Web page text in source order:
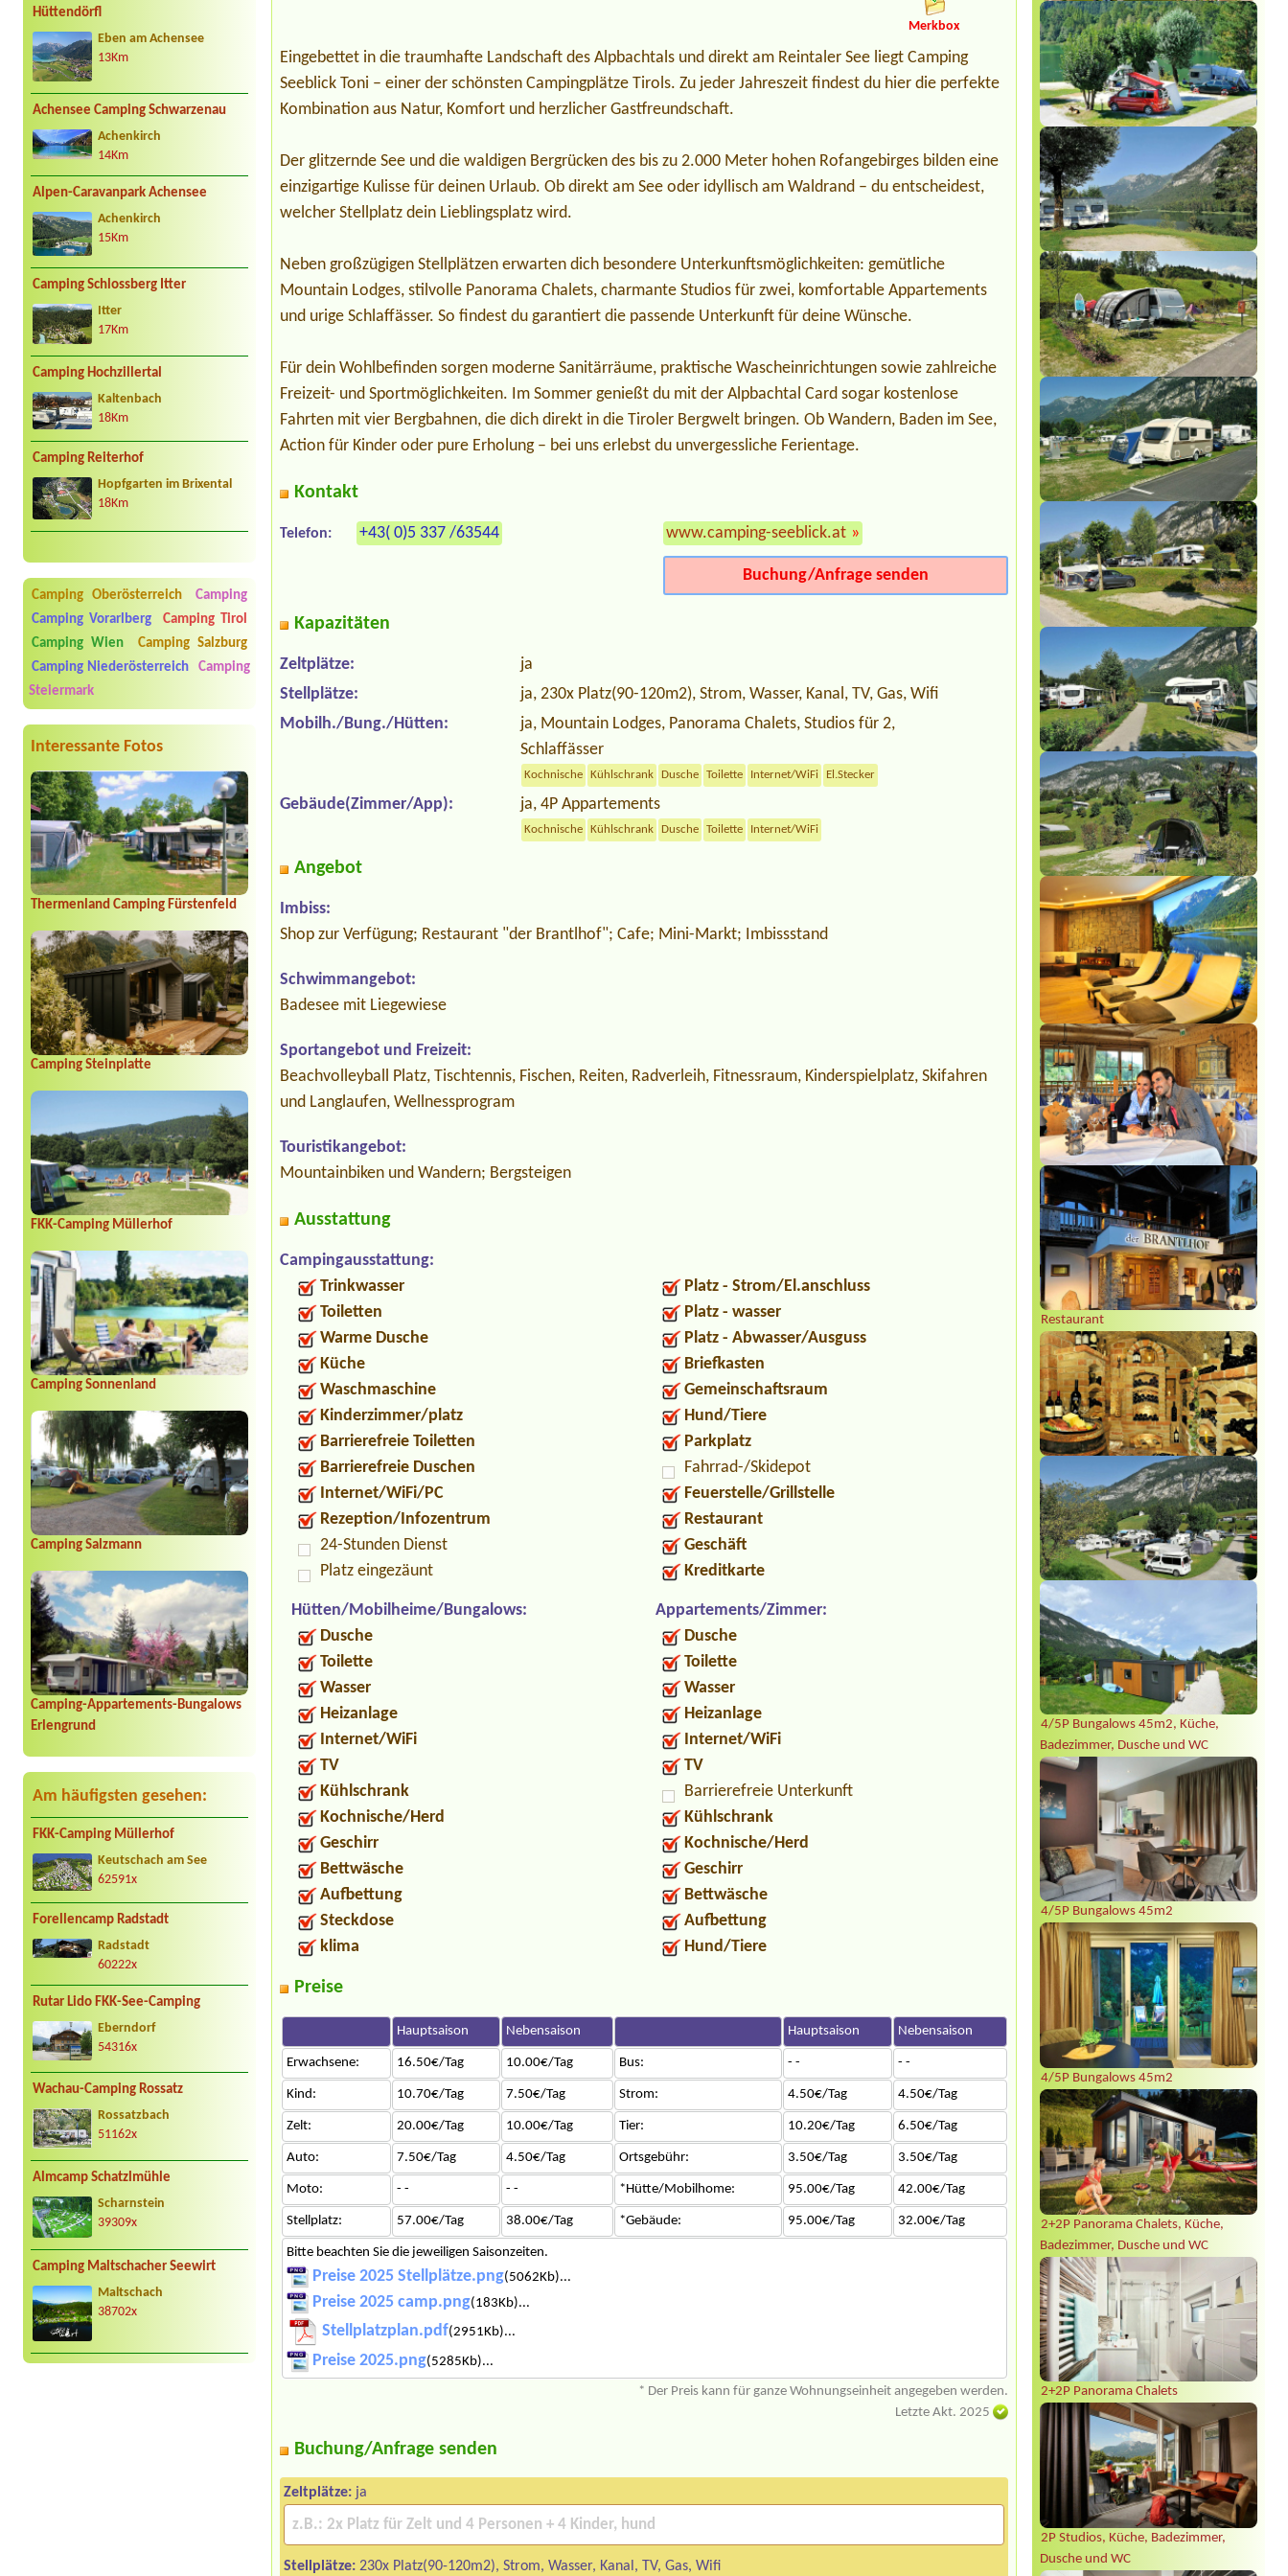
Hüttendörfl
Eben am Achensee
13Km
Achensee Camping Schwarzenau
Achenkirch
14Km
Alpen-Caravanpark Achensee
Achenkirch
15Km
Camping Schlossberg Itter
Itter
17Km
Camping Hochzillertal
Kaltenbach
18Km
Camping Reiterhof
Hopfgarten im Brixental
18Km
Camping Oberösterreich
Camping
Camping Vorarlberg
Camping Tirol
Camping Wien
Camping Salzburg
Camping Niederösterreich
Camping
Steiermark
Interessante Fotos
Thermenland Camping Fürstenfeld
Camping Steinplatte
FKK-Camping Müllerhof
Camping Sonnenland
Camping Salzmann
Camping-Appartements-Bungalows
Erlengrund
Am häufigsten gesehen:
FKK-Camping Müllerhof
Keutschach am See
62591x
Forellencamp Radstadt
Radstadt
60222x
Rutar Lido FKK-See-Camping
Eberndorf
54316x
Wachau-Camping Rossatz
Rossatzbach
51162x
Almcamp Schatzlmühle
Scharnstein
39309x
Camping Maltschacher Seewirt
Maltschach
38702x
Termin ab 2026-07-25 |Seecamp Zell
am See
1x Stellplatz
Restaurant
4/5P Bungalows 45m2, Küche,
Badezimmer, Dusche und WC
4/5P Bungalows 45m2
4/5P Bungalows 45m2
2+2P Panorama Chalets, Küche,
Badezimmer, Dusche und WC
2+2P Panorama Chalets
2P Studios, Küche, Badezimmer,
Dusche und WC
Merkbox
Eingebettet in die traumhafte Landschaft des Alpbachtals und direkt am Reintaler See liegt Camping
Seeblick Toni – einer der schönsten Campingplätze Tirols. Zu jeder Jahreszeit findest du hier die perfekte
Kombination aus Natur, Komfort und herzlicher Gastfreundschaft.
Der glitzernde See und die waldigen Bergrücken des bis zu 2.000 Meter hohen Rofangebirges bilden eine
einzigartige Kulisse für deinen Urlaub. Ob direkt am See oder idyllisch am Waldrand – du entscheidest,
welcher Stellplatz dein Lieblingsplatz wird.
Neben großzügigen Stellplätzen erwarten dich besondere Unterkunftsmöglichkeiten: gemütliche
Mountain Lodges, stilvolle Panorama Chalets, charmante Studios für zwei, komfortable Appartements
und urige Schlaffässer. So findest du garantiert die passende Unterkunft für deine Wünsche.
Für dein Wohlbefinden sorgen moderne Sanitärräume, praktische Wascheinrichtungen sowie zahlreiche
Freizeit- und Sportmöglichkeiten. Im Sommer genießt du mit der Alpbachtal Card sogar kostenlose
Fahrten mit vier Bergbahnen, die dich direkt in die Tiroler Bergwelt bringen. Ob Wandern, Baden im See,
Action für Kinder oder pure Erholung – bei uns erlebst du unvergessliche Ferientage.
Kontakt
Telefon: +43( 0)5 337 /63544 www.camping-seeblick.at »
Buchung/Anfrage senden
Kapazitäten
Zeltplätze:
ja
Stellplätze:
ja, 230x Platz(90-120m2), Strom, Wasser, Kanal, TV, Gas, Wifi
Mobilh./Bung./Hütten:
ja, Mountain Lodges, Panorama Chalets, Studios für 2,
Schlaffässer
Kochnische Kühlschrank Dusche Toilette Internet/WiFi El.Stecker
Gebäude(Zimmer/App): ja, 4P Appartements
Kochnische Kühlschrank Dusche Toilette Internet/WiFi
Angebot
Imbiss:
Shop zur Verfügung; Restaurant "der Brantlhof"; Cafe; Mini-Markt; Imbissstand
Schwimmangebot:
Badesee mit Liegewiese
Sportangebot und Freizeit:
Beachvolleyball Platz, Tischtennis, Fischen, Reiten, Radverleih, Fitnessraum, Kinderspielplatz, Skifahren
und Langlaufen, Wellnessprogram
Touristikangebot:
Mountainbiken und Wandern; Bergsteigen
Ausstattung
Campingausstattung:
Trinkwasser
Toiletten
Warme Dusche
Küche
Waschmaschine
Kinderzimmer/platz
Barrierefreie Toiletten
Barrierefreie Duschen
Internet/WiFi/PC
Rezeption/Infozentrum
24-Stunden Dienst
Platz eingezäunt
Platz - Strom/El.anschluss
Platz - wasser
Platz - Abwasser/Ausguss
Briefkasten
Gemeinschaftsraum
Hund/Tiere
Parkplatz
Fahrrad-/Skidepot
Feuerstelle/Grillstelle
Restaurant
Geschäft
Kreditkarte
Hütten/Mobilheime/Bungalows:
Dusche
Toilette
Wasser
Heizanlage
Internet/WiFi
TV
Kühlschrank
Kochnische/Herd
Geschirr
Bettwäsche
Aufbettung
Steckdose
klima
Appartements/Zimmer:
Dusche
Toilette
Wasser
Heizanlage
Internet/WiFi
TV
Barrierefreie Unterkunft
Kühlschrank
Kochnische/Herd
Geschirr
Bettwäsche
Aufbettung
Hund/Tiere
Preise
Hauptsaison Nebensaison Hauptsaison Nebensaison
Erwachsene: 16.50€/Tag 10.00€/Tag Bus: - - - -
Kind: 10.70€/Tag 7.50€/Tag Strom: 4.50€/Tag 4.50€/Tag
Zelt: 20.00€/Tag 10.00€/Tag Tier: 10.20€/Tag 6.50€/Tag
Auto: 7.50€/Tag 4.50€/Tag Ortsgebühr: 3.50€/Tag 3.50€/Tag
Moto: - - - - *Hütte/Mobilhome: 95.00€/Tag 42.00€/Tag
Stellplatz: 57.00€/Tag 38.00€/Tag *Gebäude: 95.00€/Tag 32.00€/Tag
Bitte beachten Sie die jeweiligen Saisonzeiten.
Preise 2025 Stellplätze.png(5062Kb)...
Preise 2025 camp.png(183Kb)...
Stellplatzplan.pdf(2951Kb)...
Preise 2025.png(5285Kb)...
* Der Preis kann für ganze Wohnungseinheit angegeben werden.
Letzte Akt. 2025
Buchung/Anfrage senden
Zeltplätze: ja
Stellplätze: 230x Platz(90-120m2), Strom, Wasser, Kanal, TV, Gas, Wifi